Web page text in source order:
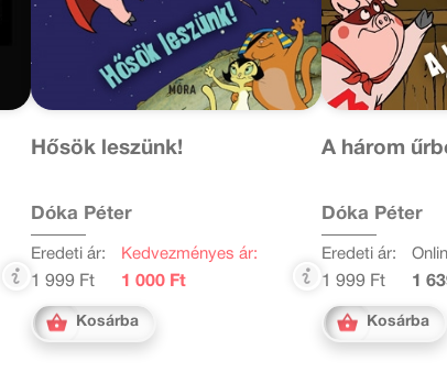
Hősök leszünk!
Dóka Péter
Eredeti ár:
1 999 Ft
Kedvezményes ár:
1 000 Ft
Kosárba
A három
Dóka Péter
Eredeti ár:
1 999 Ft
1
Kosárba